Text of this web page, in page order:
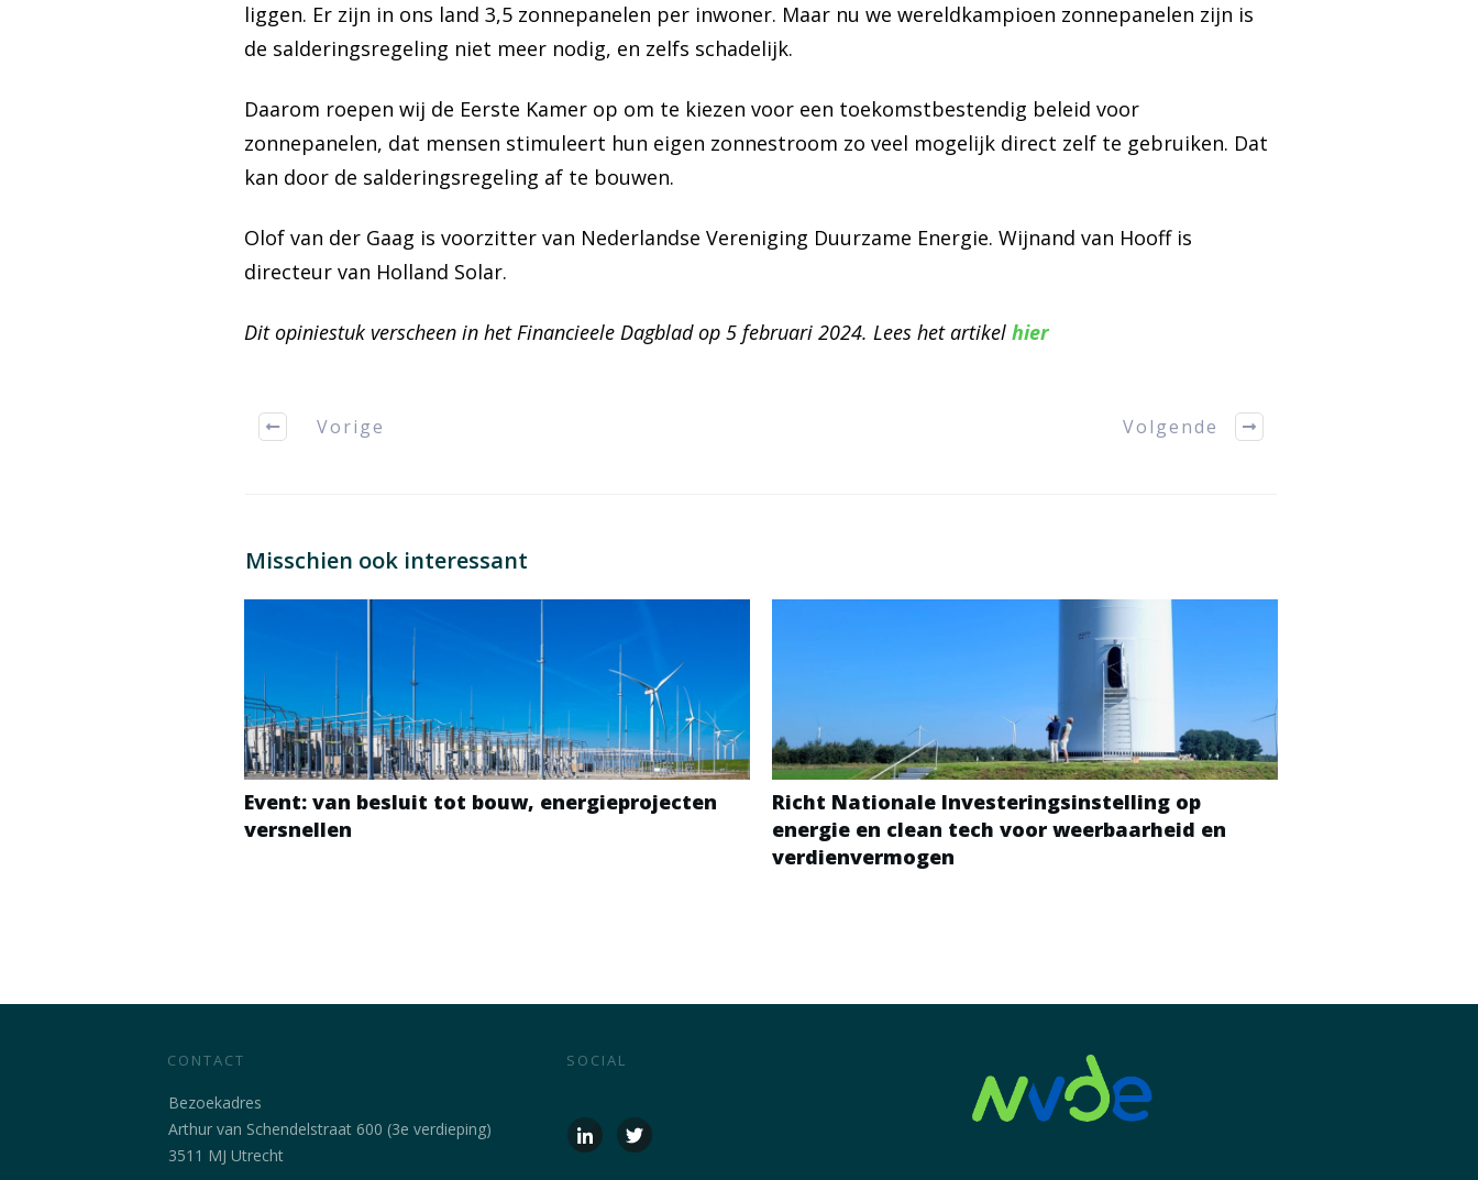
liggen. Er zijn in ons land 3,5 zonnepanelen per inwoner. Maar nu we wereldkampioen zonnepanelen zijn is
de salderingsregeling niet meer nodig, en zelfs schadelijk.
Daarom roepen wij de Eerste Kamer op om te kiezen voor een toekomstbestendig beleid voor
zonnepanelen, dat mensen stimuleert hun eigen zonnestroom zo veel mogelijk direct zelf te gebruiken. Dat
kan door de salderingsregeling af te bouwen.
Olof van der Gaag is voorzitter van Nederlandse Vereniging Duurzame Energie. Wijnand van Hooff is
directeur van Holland Solar.
Dit opiniestuk verscheen in het Financieele Dagblad op 5 februari 2024. Lees het artikel hier
Vorige Volgende
Misschien ook interessant
Event: van besluit tot bouw, energieprojecten
versnellen
Richt Nationale Investeringsinstelling op
energie en clean tech voor weerbaarheid en
verdienvermogen
CONTACT
Bezoekadres
Arthur van Schendelstraat 600 (3e verdieping)
3511 MJ Utrecht
SOCIAL